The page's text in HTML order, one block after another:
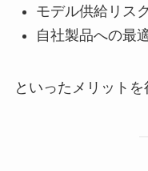
モデル供給リス
自社製品への最
といったメリットを